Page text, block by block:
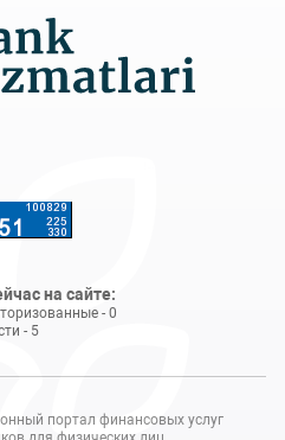
на сайте:
- 0
- 5
портал финансовых услуг